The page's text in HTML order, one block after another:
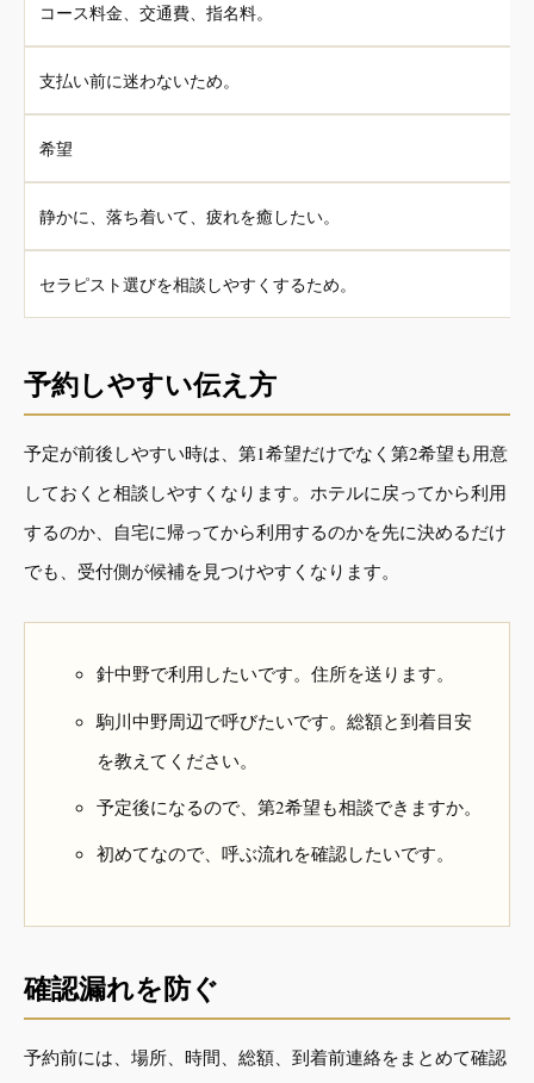
コース料金、交通費、指名料。
支払い前に迷わないため。
希望
静かに、落ち着いて、疲れを癒したい。
セラピスト選びを相談しやすくするため。
予約しやすい伝え方
予定が前後しやすい時は、第1希望だけでなく第2希望も用意
しておくと相談しやすくなります。ホテルに戻ってから利用
するのか、自宅に帰ってから利用するのかを先に決めるだけ
でも、受付側が候補を見つけやすくなります。
針中野で利用したいです。住所を送ります。
駒川中野周辺で呼びたいです。総額と到着目安
を教えてください。
予定後になるので、第2希望も相談できますか。
初めてなので、呼ぶ流れを確認したいです。
確認漏れを防ぐ
予約前には、場所、時間、総額、到着前連絡をまとめて確認